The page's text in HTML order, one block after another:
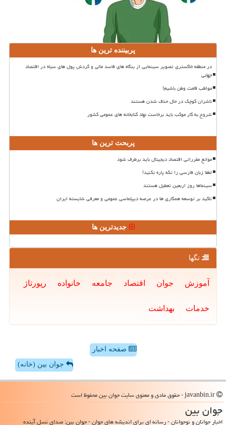
پربیننده ترین ها
در منطقه خاکستری تصویر سینمایی از بنگاه های فاسد مالی و گردش پول های سیاه در اقتصاد
جهانی
مواظب قامت وطن باشیم!
ناشران کوچک در حال حذف شدن هستند
شروع به کار موکب باید برخاست نهاد کتابخانه های عمومی کشور
پربحث ترین ها
موانع مقرراتی اقتصاد دیجیتال باید برطرف شود
لطفا زبان فارسی را تکه پاره نکنید!
سینماها روز اربعین تعطیل هستند
تاکید بر توسعه همکاری ها در عرصه دیپلماسی عمومی و معرفی شایسته ایران
جدیدترین ها
تگها
آموزش جوان اقتصاد جامعه خانواده رپورتاژ
خدمات بهداشت
صفحه اخبار
جوان بین (خانه)
جوان بین
اخبار جوانان و نوجوانان - رسانه ای برای اندیشه های جوان - جوان بین: صدای نسل آینده